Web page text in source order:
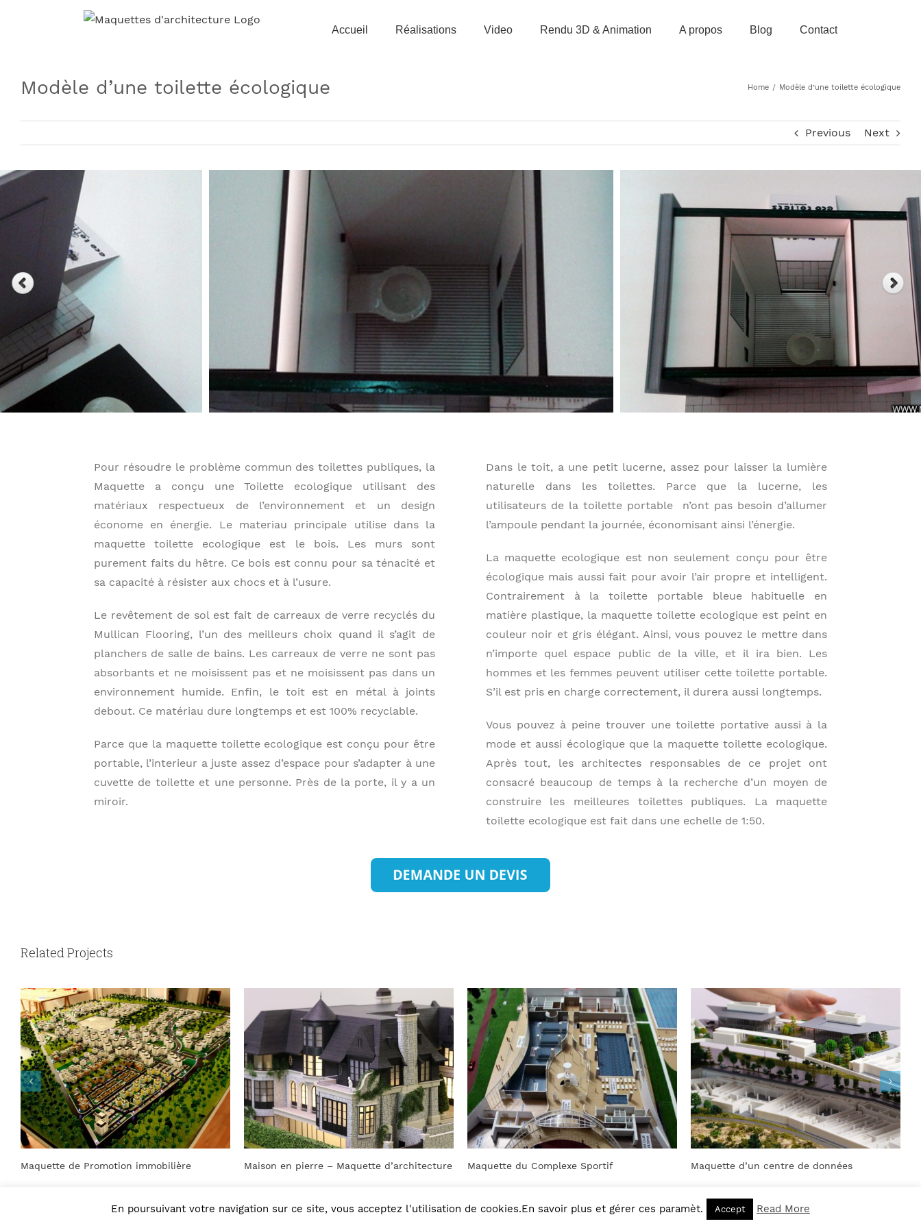
Accueil Réalisations Video Rendu 3D & Animation A propos Blog Contact
Modèle d’une toilette écologique Home / Modèle d’une toilette écologique
Previous Next
Pour résoudre le problème commun des toilettes publiques, la
Maquette a conçu une Toilette ecologique utilisant des
matériaux respectueux de l’environnement et un design
économe en énergie. Le materiau principale utilise dans la
maquette toilette ecologique est le bois. Les murs sont
purement faits du hêtre. Ce bois est connu pour sa ténacité et
sa capacité à résister aux chocs et à l’usure.
Le revêtement de sol est fait de carreaux de verre recyclés du
Mullican Flooring, l’un des meilleurs choix quand il s’agit de
planchers de salle de bains. Les carreaux de verre ne sont pas
absorbants et ne moisissent pas et ne moisissent pas dans un
environnement humide. Enfin, le toit est en métal à joints
debout. Ce matériau dure longtemps et est 100% recyclable.
Parce que la maquette toilette ecologique est conçu pour être
portable, l’interieur a juste assez d’espace pour s’adapter à une
cuvette de toilette et une personne. Près de la porte, il y a un
miroir.
Dans le toit, a une petit lucerne, assez pour laisser la lumière
naturelle dans les toilettes. Parce que la lucerne, les
utilisateurs de la toilette portable n’ont pas besoin d’allumer
l’ampoule pendant la journée, économisant ainsi l’énergie.
La maquette ecologique est non seulement conçu pour être
écologique mais aussi fait pour avoir l’air propre et intelligent.
Contrairement à la toilette portable bleue habituelle en
matière plastique, la maquette toilette ecologique est peint en
couleur noir et gris élégant. Ainsi, vous pouvez le mettre dans
n’importe quel espace public de la ville, et il ira bien. Les
hommes et les femmes peuvent utiliser cette toilette portable.
S’il est pris en charge correctement, il durera aussi longtemps.
Vous pouvez à peine trouver une toilette portative aussi à la
mode et aussi écologique que la maquette toilette ecologique.
Après tout, les architectes responsables de ce projet ont
consacré beaucoup de temps à la recherche d’un moyen de
construire les meilleures toilettes publiques. La maquette
toilette ecologique est fait dans une echelle de 1:50.
Related Projects
Maison en pierre – Maquette d’architecture Maquette du Complexe Sportif Maquette d’un centre de données Maquette Usine de bière
En poursuivant votre navigation sur ce site, vous acceptez l'utilisation de cookies.En savoir plus et gérer ces paramèt. Accept Read More